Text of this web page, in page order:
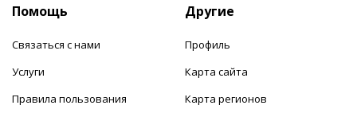
Помощь
Связаться с нами
Услуги
Правила пользования
Другие
Профиль
Карта сайта
Карта регионов